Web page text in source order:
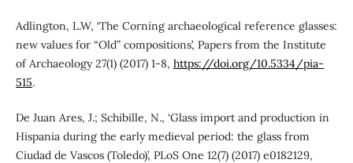
Adlington, L.W, ‘The Corning archaeological reference glasses:
new values for “Old” compositions’, Papers from the Institute
of Archaeology 27(1) (2017) 1-8, https://doi.org/10.5334/pia-
515.
De Juan Ares, J.; Schibille, N., ‘Glass import and production in
Hispania during the early medieval period: the glass from
Ciudad de Vascos (Toledo)’, PLoS One 12(7) (2017) e0182129,